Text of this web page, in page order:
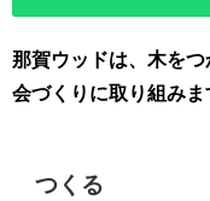
那賀ウッドは、木を
会づくりに取り組みま
つくる